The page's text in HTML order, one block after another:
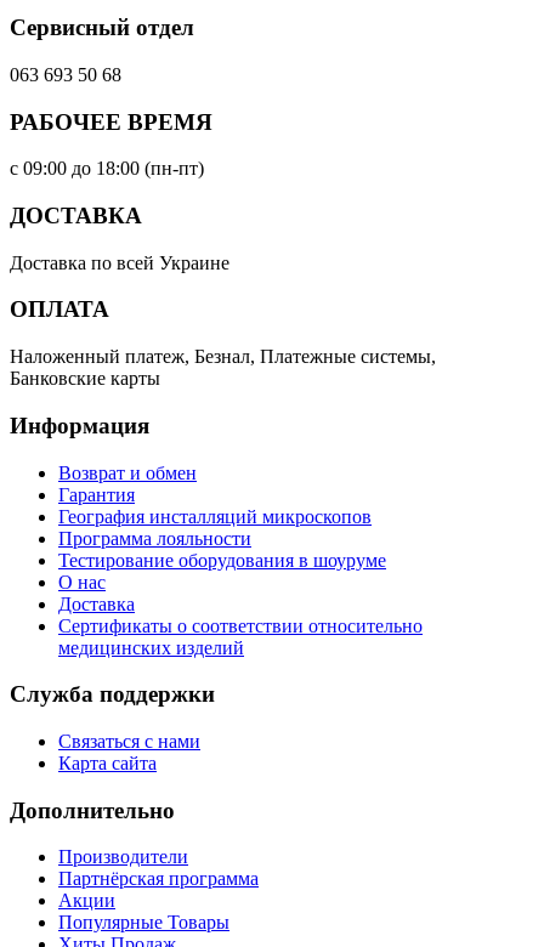
Сервисный отдел
063 693 50 68
РАБОЧЕЕ ВРЕМЯ
с 09:00 до 18:00 (пн-пт)
ДОСТАВКА
Доставка по всей Украине
ОПЛАТА
Наложенный платеж, Безнал, Платежные системы,
Банковские карты
Информация
Возврат и обмен
Гарантия
География инсталляций микроскопов
Программа лояльности
Тестирование оборудования в шоуруме
О нас
Доставка
Сертификаты о соответствии относительно
медицинских изделий
Служба поддержки
Связаться с нами
Карта сайта
Дополнительно
Производители
Партнёрская программа
Акции
Популярные Товары